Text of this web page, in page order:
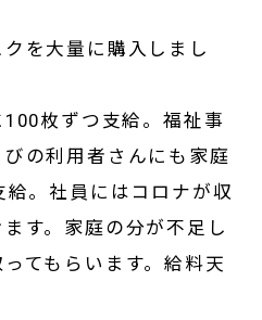
を大量に購入しまし
枚ずつ支給。福祉事
の利用者さんにも家庭
。社員にはコロナが収
す。家庭の分が不足し
てもらいます。給料天